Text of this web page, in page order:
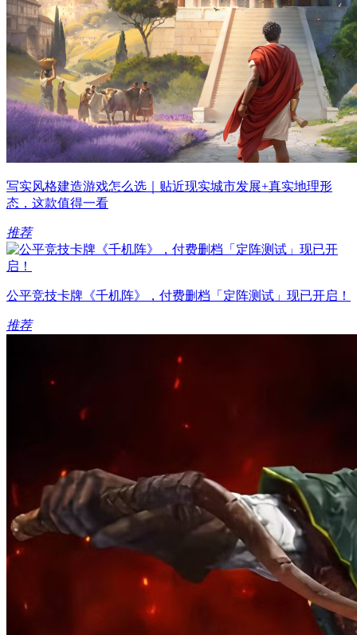
写实风格建造游戏怎么选｜贴近现实城市发展+真实地理形
态，这款值得一看
推荐
公平竞技卡牌《千机阵》，付费删档「定阵测试」现已开启！
推荐